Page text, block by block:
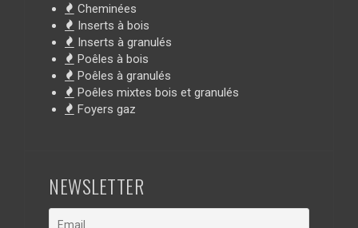
Cheminées
Inserts à bois
Inserts à granulés
Poêles à bois
Poêles à granulés
Poêles mixtes bois et granulés
Foyers gaz
NEWSLETTER